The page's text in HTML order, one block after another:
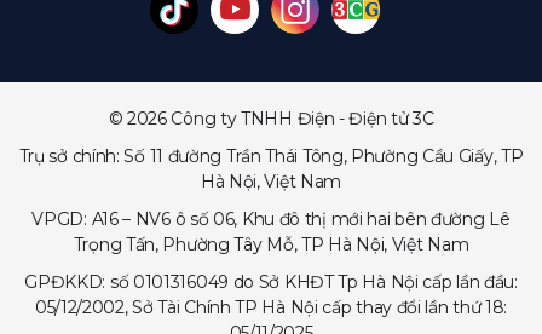
© 2026 Công ty TNHH Điện - Điện tử 3C
Trụ sở chính: Số 11 đường Trần Thái Tông, Phường Cầu Giấy, TP
Hà Nội, Việt Nam
VPGD: A16 – NV6 ô số 06, Khu đô thị mới hai bên đường Lê
Trọng Tấn, Phường Tây Mỗ, TP Hà Nội, Việt Nam
GPĐKKD: số 0101316049 do Sở KHĐT Tp Hà Nội cấp lần đầu:
05/12/2002, Sở Tài Chính TP Hà Nội cấp thay đổi lần thứ 18: